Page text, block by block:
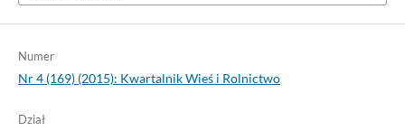
Numer
Nr 4 (169) (2015): Kwartalnik Wieś i Rolnictwo
Dział